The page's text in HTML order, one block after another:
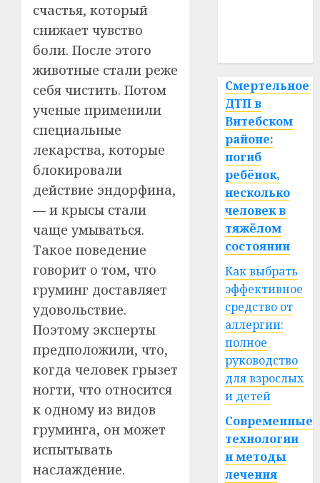
счастья, который
снижает чувство
боли. После этого
животные стали реже
себя чистить. Потом
ученые применили
специальные
лекарства, которые
блокировали
действие эндорфина,
— и крысы стали
чаще умываться.
Такое поведение
говорит о том, что
груминг доставляет
удовольствие.
Поэтому эксперты
предположили, что,
когда человек грызет
ногти, что относится
к одному из видов
груминга, он может
испытывать
наслаждение.
Смертельное
ДТП в
Витебском
районе:
погиб
ребёнок,
несколько
человек в
тяжёлом
состоянии
Как выбрать
эффективное
средство от
аллергии:
полное
руководство
для взрослых
и детей
Современные
технологии
и методы
лечения